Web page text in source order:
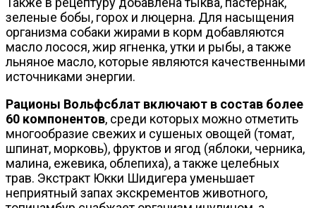
зеленые бобы, горох и люцерна. Для насыщения
организма собаки жирами в корм добавляются
масло лосося, жир ягненка, утки и рыбы, а также
льняное масло, которые являются качественными
источниками энергии.
Рационы Вольфсблат включают в состав более
60 компонентов, среди которых можно отметить
многообразие свежих и сушеных овощей (томат,
шпинат, морковь), фруктов и ягод (яблоки, черника,
малина, ежевика, облепиха), а также целебных
трав. Экстракт Юкки Шидигера уменьшает
неприятный запах экскрементов животного,